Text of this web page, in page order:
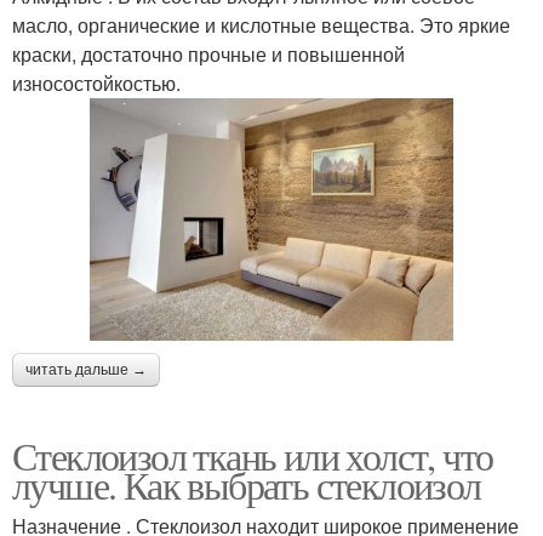
масло, органические и кислотные вещества. Это яркие
краски, достаточно прочные и повышенной
износостойкостью.
читать дальше →
Стеклоизол ткань или холст, что
лучше. Как выбрать стеклоизол
Назначение . Стеклоизол находит широкое применение